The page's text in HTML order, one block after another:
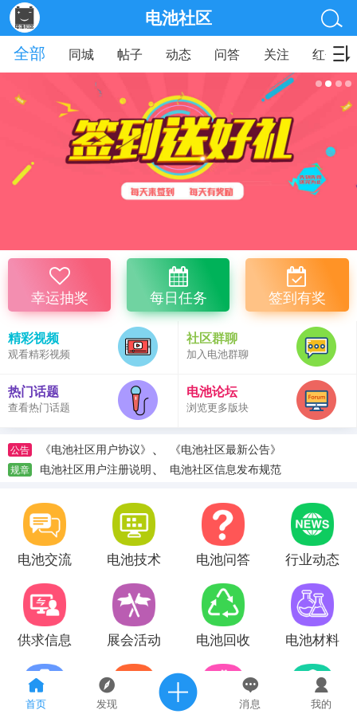
首页 发现 消息 我的
电池社区
全部
同城 帖子 动态 问答 关注 红包
幸运抽奖 每日任务 签到有奖
精彩视频
观看精彩视频
社区群聊
加入电池群聊
热门话题
查看热门话题
电池论坛
浏览更多版块
公告 《电池社区用户协议》 、 《电池社区最新公告》
规章 电池社区用户注册说明、 电池社区信息发布规范
电池交流 电池技术 电池问答 行业动态
供求信息 展会活动 电池回收 电池材料